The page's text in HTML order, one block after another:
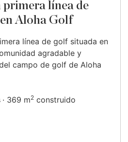
primera línea de
Aloha Golf
línea de golf situada en
agradable y
campo de golf de Aloha
369 m2 construido